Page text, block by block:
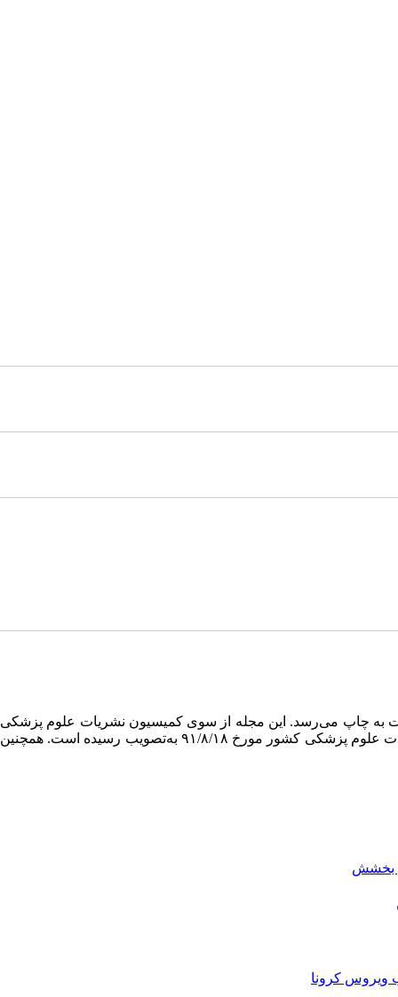
فارسی با چکیده‌های فارسی و انگلیسی مقالات به چاپ می‌رسد. این مجله از سوی کمیسیون نشریات علوم پزشکی
وزارت بهداشت، درمان و آموزش پزشکی حائز رتبه علمی–پژوهشی شناخته شده، که این رتبه در یک‌صدونهمین (۱۰۹) جلسه کمیسیون نشریات علوم پزشکی کشور مورخ ۹۱/۸/۱۸ به‌تصویب رسیده است. همچنین
بخشش
ویروس کرونا